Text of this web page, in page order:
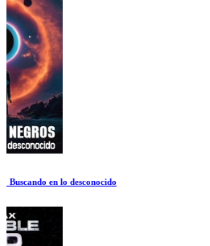
Helvetica